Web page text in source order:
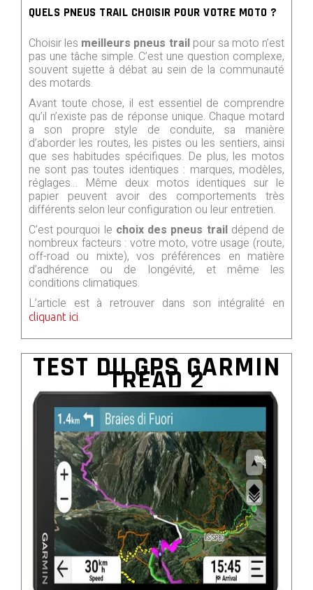
QUELS PNEUS TRAIL CHOISIR POUR VOTRE MOTO ?
Choisir les meilleurs pneus trailpour sa moto n’est
pas une tâche simple. C’est une question complexe,
souvent sujette à débat au sein de la communauté
des motards.
Avant toute chose, il est essentiel de comprendre
qu’il n’existe pas de réponse unique. Chaque motard
a son propre style de conduite, sa manière
d’aborder les routes, les pistes ou les sentiers, ainsi
que ses habitudes spécifiques. De plus, les motos
ne sont pas toutes identiques : marques, modèles,
réglages… Même deux motos identiques sur le
papier peuvent avoir des comportements très
différents selon leur configuration ou leur entretien.
C’est pourquoi le choix des pneus traildépend de
nombreux facteurs : votre moto, votre usage (route,
off-road ou mixte), vos préférences en matière
d’adhérence ou de longévité, et même les
conditions climatiques.
L’article est à retrouver dans son intégralité en
cliquant ici.
TEST DU GPS GARMIN
TREAD 2